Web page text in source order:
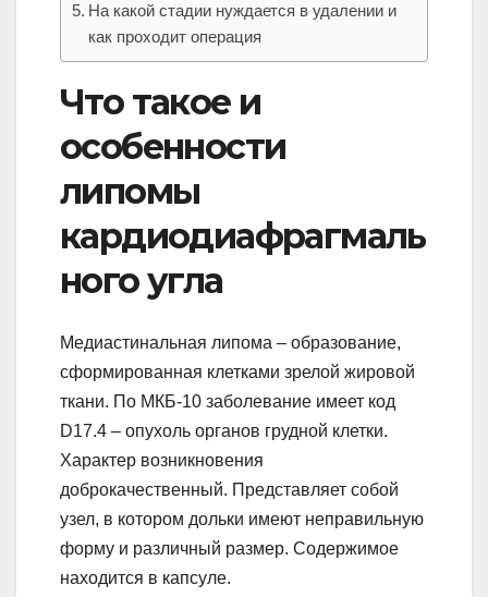
На какой стадии нуждается в удалении и
как проходит операция
Что такое и
особенности
липомы
кардиодиафрагмаль
ного угла
Медиастинальная липома – образование,
сформированная клетками зрелой жировой
ткани. По МКБ-10 заболевание имеет код
D17.4 – опухоль органов грудной клетки.
Характер возникновения
доброкачественный. Представляет собой
узел, в котором дольки имеют неправильную
форму и различный размер. Содержимое
находится в капсуле.